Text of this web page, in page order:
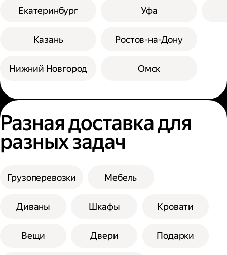
Екатеринбург
Казань
Нижний Новгород
Уфа
Ростов-на-Дону
Омск
Разная доставка для
разных задач
Грузоперевозки Мебель
Диваны Шкафы Кровати
Вещи Двери Подарки